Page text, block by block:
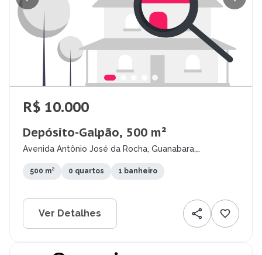
R$ 10.000
Depósito-Galpão, 500 m²
Avenida Antônio José da Rocha, Guanabara,
500 m² 0 quartos 1 banheiro
Ver Detalhes